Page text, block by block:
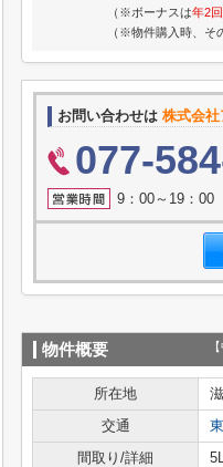
（※ボーナスは年2回
（※物件購入時、そ
お問い合わせは 株式会
077-
9：00～19：00
物件概要
所在地
交通
間取り/詳細